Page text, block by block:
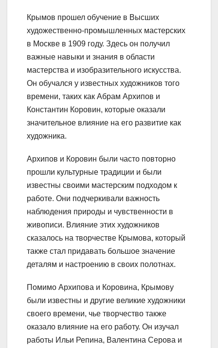
Крымов прошел обучение в Высших
художественно-промышленных мастерских
в Москве в 1909 году. Здесь он получил
важные навыки и знания в области
мастерства и изобразительного искусства.
Он обучался у известных художников того
времени, таких как Абрам Архипов и
Константин Коровин, которые оказали
значительное влияние на его развитие как
художника.
Архипов и Коровин были часто повторно
прошли культурные традиции и были
известны своими мастерским подходом к
работе. Они подчеркивали важность
наблюдения природы и чувственности в
живописи. Влияние этих художников
сказалось на творчестве Крымова, который
также стал придавать большое значение
деталям и настроению в своих полотнах.
Помимо Архипова и Коровина, Крымову
были известны и другие великие художники
своего времени, чье творчество также
оказало влияние на его работу. Он изучал
работы Ильи Репина, Валентина Серова и